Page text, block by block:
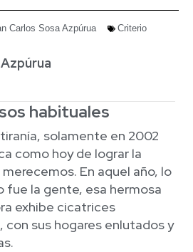
Carlos Sosa Azpúrua Criterio
habituales
solamente en 2002
como hoy de lograr la
En aquel año, lo
fue la gente, esa hermosa
exhibe cicatrices
con sus hogares enlutados y